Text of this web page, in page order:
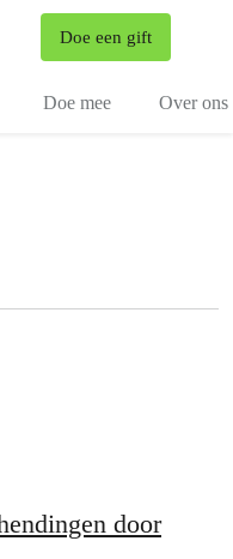
Doe een gift
Doe mee Over ons
door